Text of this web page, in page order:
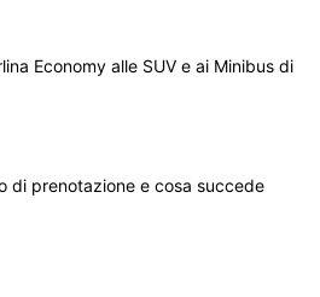
Economy alle SUV e ai Minibus di
di prenotazione e cosa succede